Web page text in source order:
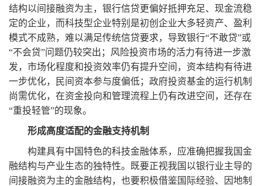
结构以间接融资为主，银行信贷更偏好抵押充足、现金流稳
定的企业，而科技型企业特别是初创企业大多轻资产、盈利
模式不成熟，难以满足传统信贷要求，导致银行“不敢贷”或
“不会贷”问题仍较突出；风险投资市场的活力有待进一步激
发，市场化程度和投资效率仍有提升空间，资本结构有待进
一步优化，民间资本参与度偏低；政府投资基金的运行机制
尚需优化，在资金投向和管理流程上仍有改进空间，还存在
“重投轻管”的现象。
形成高度适配的金融支持机制
构建具有中国特色的科技金融体系，应准确把握我国金
融结构与产业生态的独特性。既要正视我国以银行业主导的
间接融资为主的金融结构，也要积极借鉴国际经验、因地制